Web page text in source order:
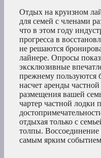
Отдых на круизном
для семей с членами
что в этом году
прогресса в
не решаются
лайнере. Опросы
эксклюзивные
прежнему
насчет аренды
размещения вашей
чартер частной лодки
отдыхая только с
толпы. Воссоединение
самым ярким